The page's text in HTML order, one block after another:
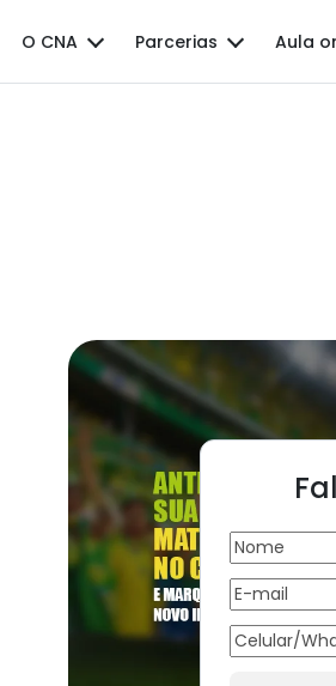
O CNA Parcerias Aula